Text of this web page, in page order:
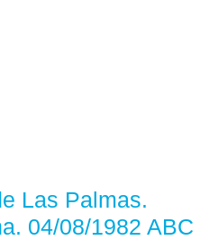
Las Palmas.
04/08/1982 ABC